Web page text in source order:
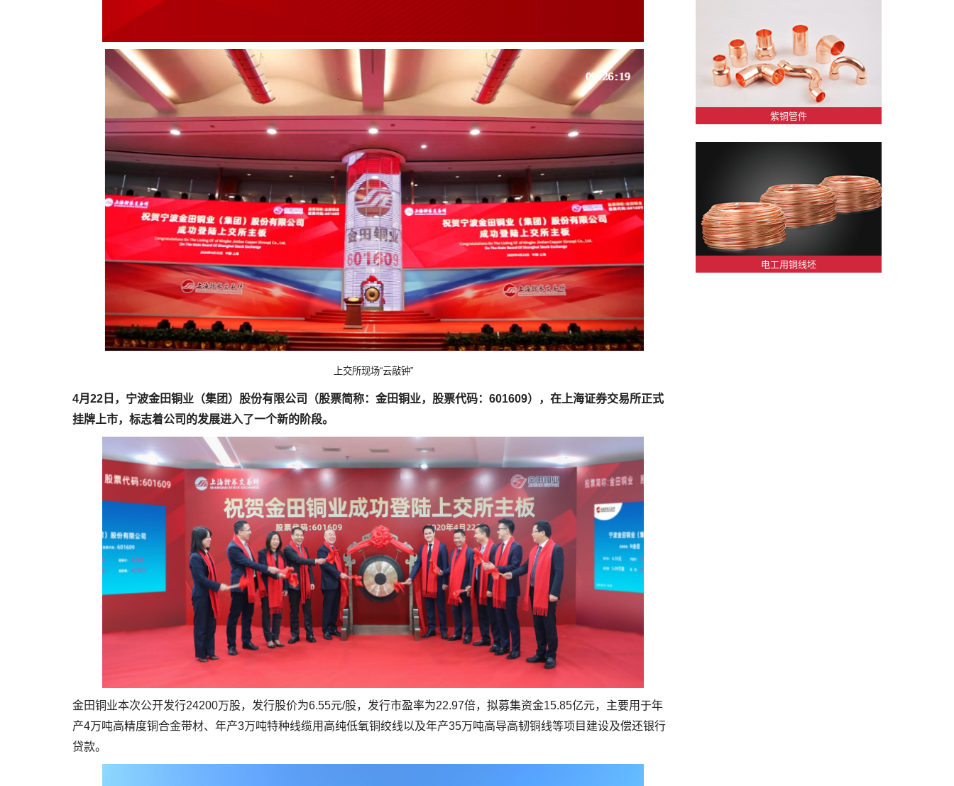
上交所现场“云敲钟”
4月22日，宁波金田铜业（集团）股份有限公司（股票简称：金田铜业，股票代码：601609），在上海证券交易所正式
挂牌上市，标志着公司的发展进入了一个新的阶段。
金田铜业本次公开发行24200万股，发行股价为6.55元/股，发行市盈率为22.97倍，拟募集资金15.85亿元，主要用于年
产4万吨高精度铜合金带材、年产3万吨特种线缆用高纯低氧铜绞线以及年产35万吨高导高韧铜线等项目建设及偿还银行
贷款。
紫铜管件
电工用铜线坯